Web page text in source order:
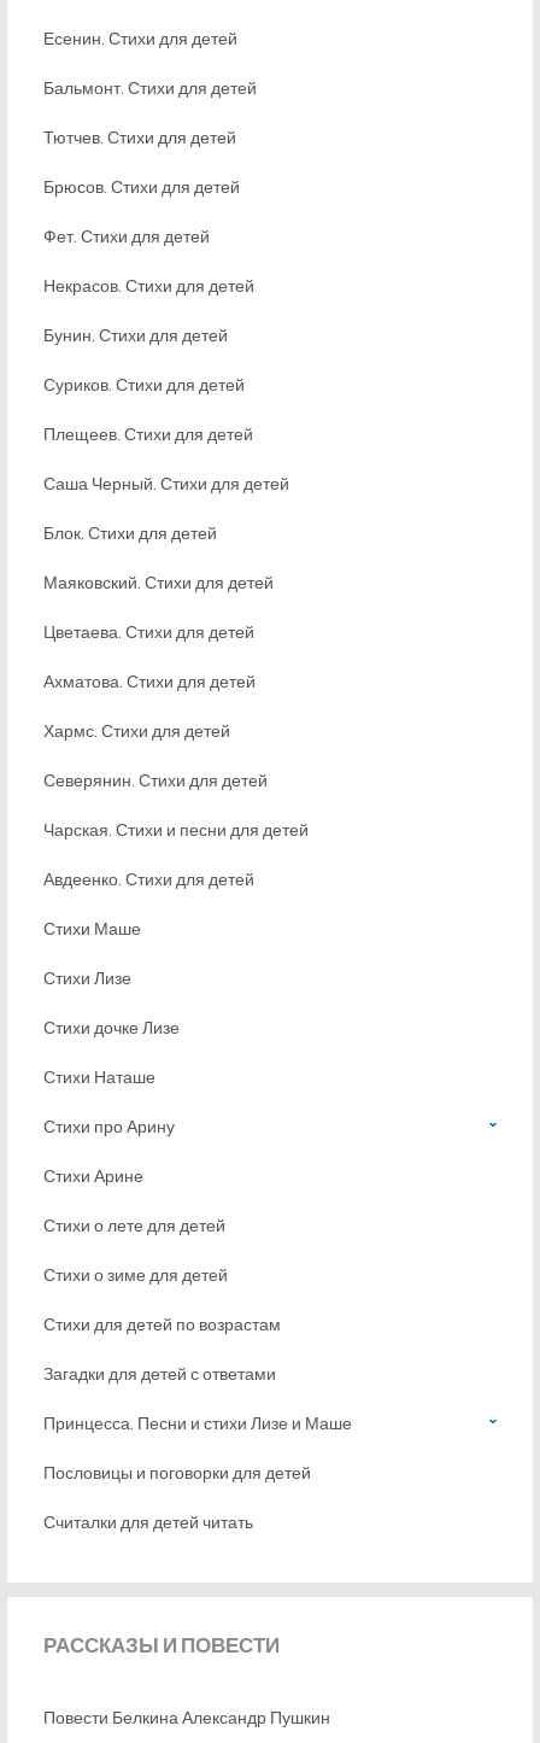
Есенин. Стихи для детей
Бальмонт. Стихи для детей
Тютчев. Стихи для детей
Брюсов. Стихи для детей
Фет. Стихи для детей
Некрасов. Стихи для детей
Бунин. Стихи для детей
Суриков. Стихи для детей
Плещеев. Стихи для детей
Саша Черный. Стихи для детей
Блок. Стихи для детей
Маяковский. Стихи для детей
Цветаева. Стихи для детей
Ахматова. Стихи для детей
Хармс. Стихи для детей
Северянин. Стихи для детей
Чарская. Стихи и песни для детей
Авдеенко. Стихи для детей
Стихи Маше
Стихи Лизе
Стихи дочке Лизе
Стихи Наташе
Стихи про Арину
Стихи Арине
Стихи о лете для детей
Стихи о зиме для детей
Стихи для детей по возрастам
Загадки для детей с ответами
Принцесса. Песни и стихи Лизе и Маше
Пословицы и поговорки для детей
Считалки для детей читать
РАССКАЗЫ И ПОВЕСТИ
Повести Белкина Александр Пушкин